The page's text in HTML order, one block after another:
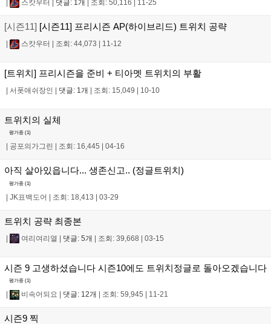
| 스캇우터 | 댓글: 1개 | 조회: 50,116 | 11-25
[시즌11] [시즌11] 프리시즌 AP(하이브리드) 트위치 공략
| 스캇우터 | 조회: 44,073 | 11-12
[트위치] 프리시즌을 준비 + 티아멧 트위치의 부활
| 서폿애쉬장인 | 댓글: 1개 | 조회: 15,049 | 10-10
트위치의 실체
평가중 (1)
공포의가그린 조회: 16,445 04-16
아직 살아있읍니다... 생존신고.. (정글트위치)
평가중 (1)
| JK표백도어 | 조회: 18,413 | 03-29
트위치 공략 최종본
| 여리여리열 | 댓글: 5개 | 조회: 39,668 | 03-15
시즌 9 고생하셨습니다 시즌10에도 트위치정글로 돌아오겠습니다
평가중 (1)
| 비속어되요 | 댓글: 12개 | 조회: 59,945 | 11-21
시즌9 찍